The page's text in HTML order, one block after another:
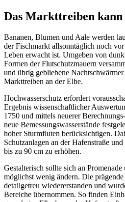
Das Markttreiben kann
Bananen, Blumen und Aale werden
der Fischmarkt allsonntäglich noch
Leben erwacht ist. Umgeben von
Formen der Flutschutzmauern
und übrig gebliebene
Markttreiben an der Elbe.
Hochwasserschutz erfordert
Ergebnis wissenschaftlicher
1750 und mittels neuerer
neue Bemessungswasserstände
hoher Sturmfluten berücksichtigen.
Schutzanlagen an der Hafenstraße
bis zu 90 cm zu erhöhen.
Gestalterisch sollte sich an
möglichst wenig ändern. Die
detailgetreu wiedererstanden und
Bereiche übernommen. So finden